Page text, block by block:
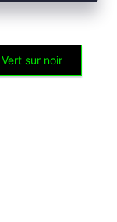
Vert sur noir